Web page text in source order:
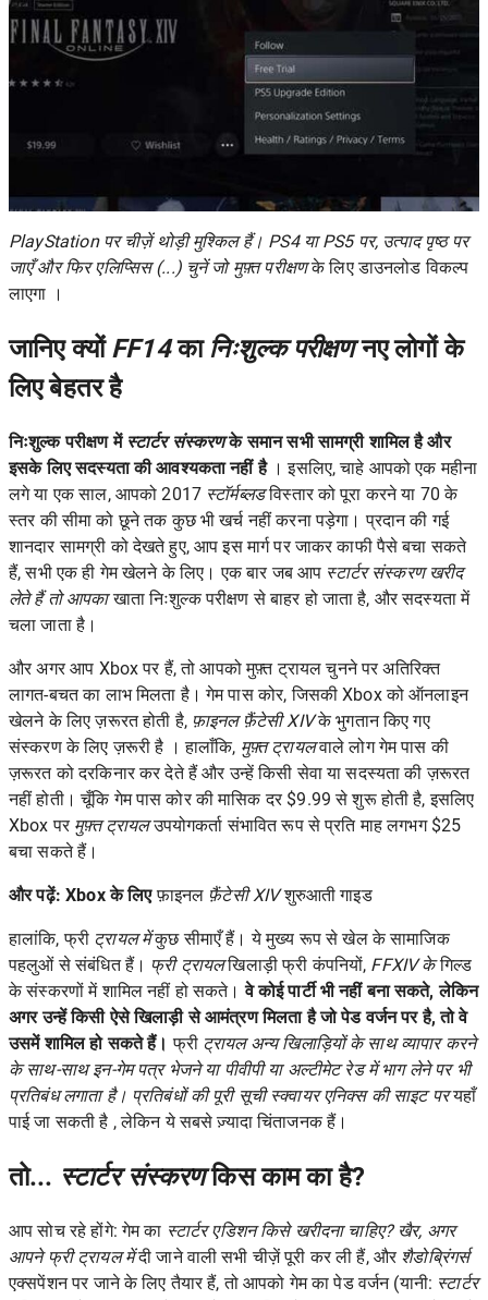
PlayStation पर चीज़ें थोड़ी मुश्किल हैं। PS4 या PS5 पर, उत्पाद पृष्ठ पर
जाएँ और फिर एलिप्सिस (...) चुनें जो मुफ़्त परीक्षणके लिए डाउनलोड विकल्प
लाएगा ।
जानिए क्योंFF14कानिःशुल्क परीक्षणनए लोगों के
लिए बेहतर है
निःशुल्क परीक्षण में स्टार्टर संस्करणके समान सभी सामग्री शामिल है और
इसके लिए सदस्यता की आवश्यकता नहीं है। इसलिए, चाहे आपको एक महीना
लगे या एक साल, आपको 2017 स्टॉर्मब्लडविस्तार को पूरा करने या 70 के
स्तर की सीमा को छूने तक कुछ भी खर्च नहीं करना पड़ेगा। प्रदान की गई
शानदार सामग्री को देखते हुए, आप इस मार्ग पर जाकर काफी पैसे बचा सकते
हैं, सभी एक ही गेम खेलने के लिए। एक बार जब आप स्टार्टर संस्करण खरीद
लेते हैं तो आपकाखाता निःशुल्क परीक्षण से बाहर हो जाता है, और सदस्यता में
चला जाता है।
और अगर आप Xbox पर हैं, तो आपको मुफ़्त ट्रायल चुनने पर अतिरिक्त
लागत-बचत का लाभ मिलता है। गेम पास कोर, जिसकी Xbox को ऑनलाइन
खेलने के लिए ज़रूरत होती है, फ़ाइनल फ़ैंटेसी XIVके भुगतान किए गए
संस्करण के लिए ज़रूरी है । हालाँकि, मुफ़्त ट्रायलवाले लोग गेम पास की
ज़रूरत को दरकिनार कर देते हैं और उन्हें किसी सेवा या सदस्यता की ज़रूरत
नहीं होती। चूँकि गेम पास कोर की मासिक दर $9.99 से शुरू होती है, इसलिए
Xbox पर मुफ़्त ट्रायलउपयोगकर्ता संभावित रूप से प्रति माह लगभग $25
बचा सकते हैं।
और पढ़ें: Xbox के लिएफ़ाइनल फ़ैंटेसी XIVशुरुआती गाइड
हालांकि, फ्री ट्रायल मेंकुछ सीमाएँ हैं। ये मुख्य रूप से खेल के सामाजिक
पहलुओं से संबंधित हैं। फ्री ट्रायलखिलाड़ी फ्री कंपनियों, FFXIV केगिल्ड
के संस्करणों में शामिल नहीं हो सकते।वे कोई पार्टी भी नहीं बना सकते, लेकिन
अगर उन्हें किसी ऐसे खिलाड़ी से आमंत्रण मिलता है जो पेड वर्जन पर है, तो वे
उसमें शामिल हो सकते हैं। फ्री ट्रायल अन्य खिलाड़ियों के साथ व्यापार करने
के साथ-साथ इन-गेम पत्र भेजने या पीवीपी या अल्टीमेट रेड में भाग लेने पर भी
प्रतिबंध लगाता है। प्रतिबंधों की पूरी सूची स्क्वायर एनिक्स की साइट परयहाँ
पाई जा सकती है , लेकिन ये सबसे ज़्यादा चिंताजनक हैं।
तो... स्टार्टर संस्करणकिस काम का है?
आप सोच रहे होंगे: गेम का स्टार्टर एडिशन किसे खरीदना चाहिए? खैर, अगर
आपने फ्री ट्रायल मेंदी जाने वाली सभी चीज़ें पूरी कर ली हैं, और शैडोब्रिंगर्स
एक्सपेंशन पर जाने के लिए तैयार हैं, तो आपको गेम का पेड वर्जन (यानी: स्टार्टर